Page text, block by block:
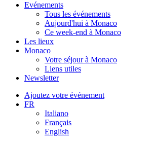
Evénements
Tous les événements
Aujourd'hui à Monaco
Ce week-end à Monaco
Les lieux
Monaco
Votre séjour à Monaco
Liens utiles
Newsletter
Ajoutez votre événement
FR
Italiano
Français
English